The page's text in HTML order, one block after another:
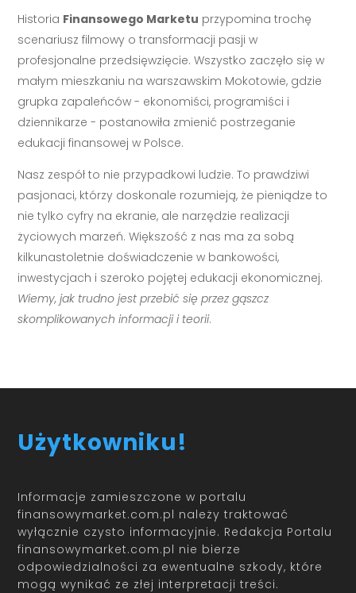
Historia Finansowego Marketu przypomina trochę
scenariusz filmowy o transformacji pasji w
profesjonalne przedsięwzięcie. Wszystko zaczęło się w
małym mieszkaniu na warszawskim Mokotowie, gdzie
grupka zapaleńców - ekonomiści, programiści i
dziennikarze - postanowiła zmienić postrzeganie
edukacji finansowej w Polsce.
Nasz zespół to nie przypadkowi ludzie. To prawdziwi
pasjonaci, którzy doskonale rozumieją, że pieniądze to
nie tylko cyfry na ekranie, ale narzędzie realizacji
życiowych marzeń. Większość z nas ma za sobą
kilkunastoletnie doświadczenie w bankowości,
inwestycjach i szeroko pojętej edukacji ekonomicznej.
Wiemy, jak trudno jest przebić się przez gąszcz
skomplikowanych informacji i teorii.
Użytkowniku!
Informacje zamieszczone w portalu
finansowymarket.com.pl należy traktować
wyłącznie czysto informacyjnie. Redakcja Portalu
finansowymarket.com.pl nie bierze
odpowiedzialności za ewentualne szkody, które
mogą wynikać ze złej interpretacji treści.